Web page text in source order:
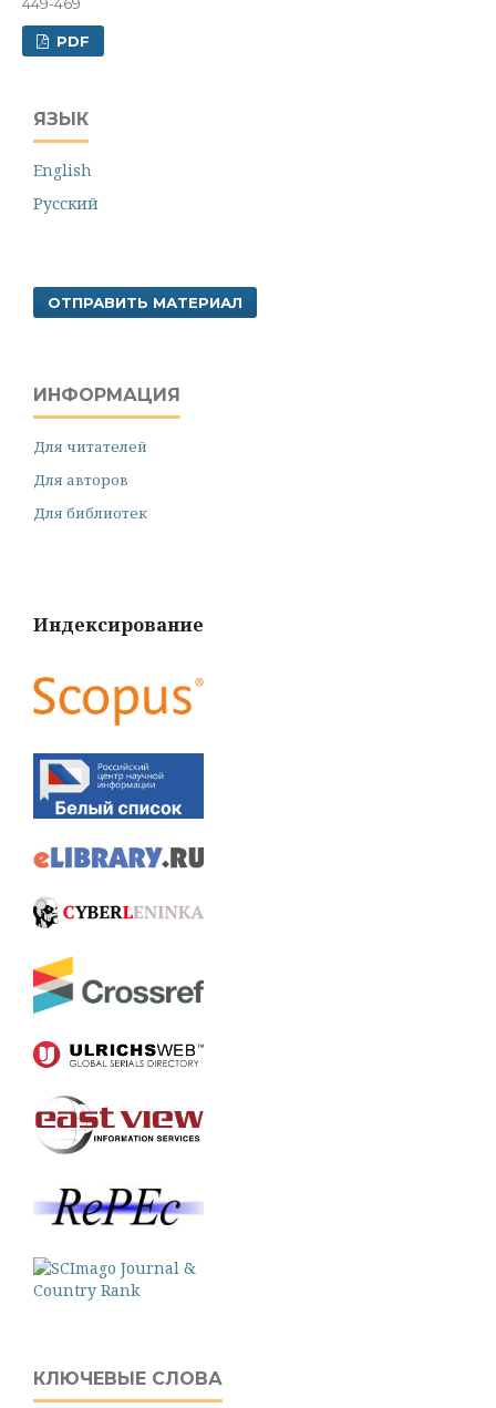
PDF
ЯЗЫК
English
Русский
ОТПРАВИТЬ МАТЕРИАЛ
ИНФОРМАЦИЯ
Для читателей
Для авторов
Для библиотек
Индексирование
КЛЮЧЕВЫЕ СЛОВА